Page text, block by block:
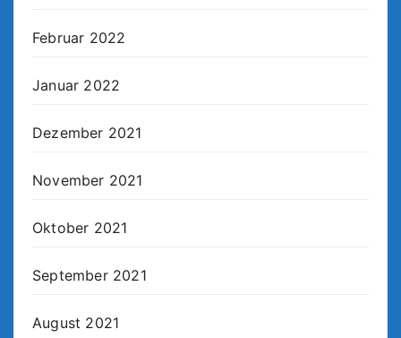
Februar 2022
Januar 2022
Dezember 2021
November 2021
Oktober 2021
September 2021
August 2021